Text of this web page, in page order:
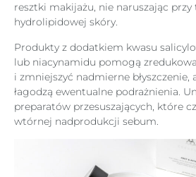
resztki makijażu, nie naruszając
hydrolipidowej skóry.
Produkty z dodatkiem kwasu
lub niacynamidu pomogą
i zmniejszyć nadmierne błyszczenie,
łagodzą ewentualne podrażnienia.
preparatów przesuszających, które
wtórnej nadprodukcji sebum.